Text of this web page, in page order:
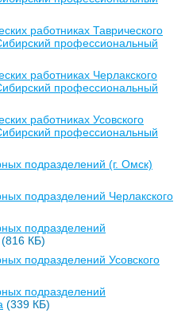
работниках Таврического
профессиональный
работниках Черлакского
профессиональный
работниках Усовского
профессиональный
подразделений (г. Омск)
подразделений Черлакского
подразделений
(816 КБ)
подразделений Усовского
подразделений
(339 КБ)